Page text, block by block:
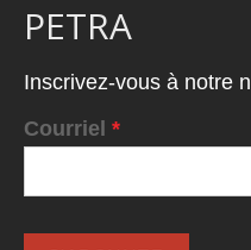
PETRA
Inscrivez-vous à notre
Courriel *